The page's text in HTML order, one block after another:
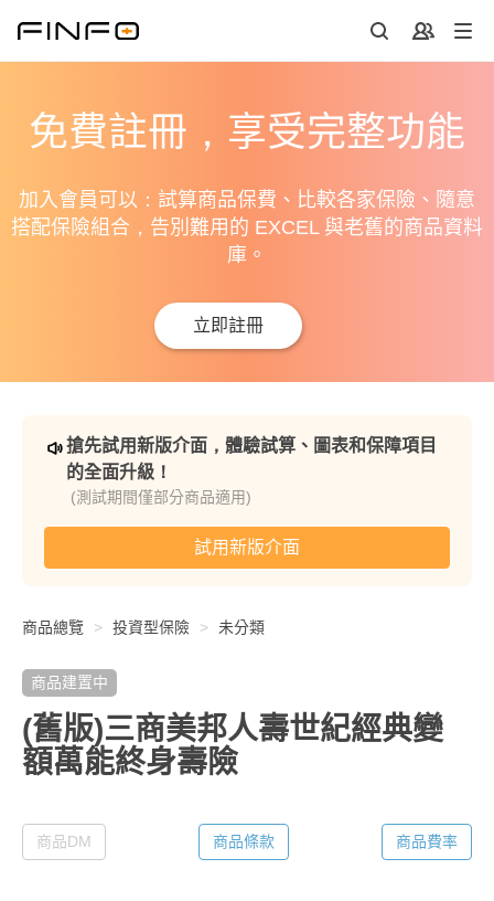
免費註冊，享受完整功能
加入會員可以：試算商品保費、比較各家保險、隨意
搭配保險組合，告別難用的 EXCEL 與老舊的商品資料
庫。
立即註冊
搶先試用新版介面，體驗試算、圖表和保障項目
的全面升級！
(測試期間僅部分商品適用)
試用新版介面
商品總覽 投資型保險 未分類
商品建置中
(舊版)三商美邦人壽世紀經典變
額萬能終身壽險
商品DM 商品條款 商品費率